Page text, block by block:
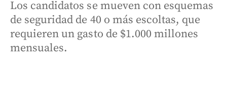
Los candidatos se mueven con esquemas
de seguridad de 40 o más escoltas, que
requieren un gasto de $1.000 millones
mensuales.